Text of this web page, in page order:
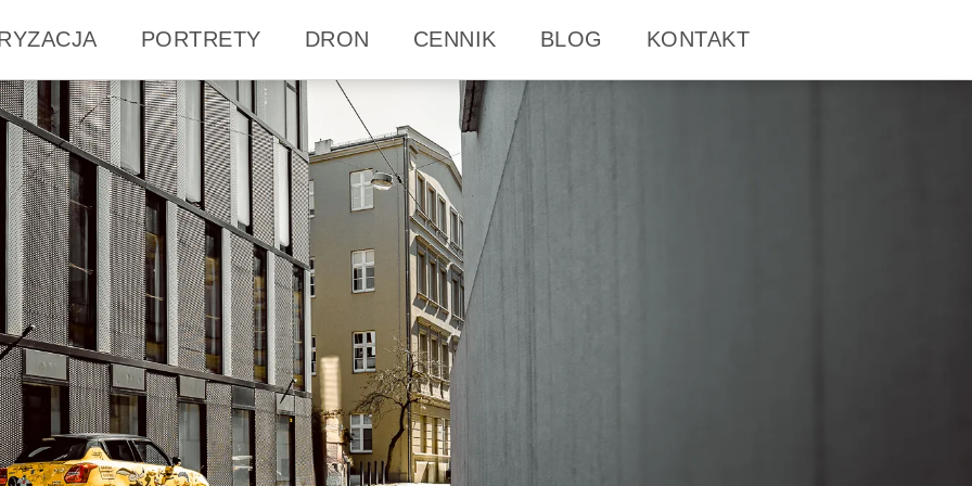
PORTRETY DRON CENNIK BLOG KONTAKT